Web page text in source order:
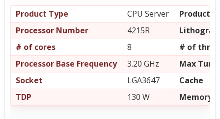
Product Type CPU Server
Product
Processor Number
4215R
# of cores
8
# of
Processor Base Frequency
3.20 GHz
Max
Socket
LGA3647
Cache
TDP
130 W Memory